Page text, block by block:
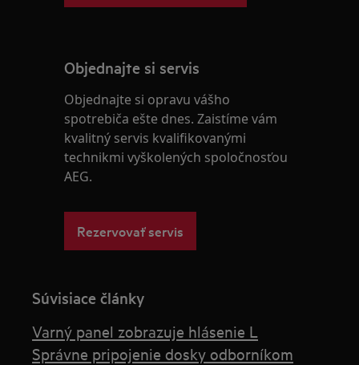
Objednajte si servis
Objednajte si opravu vášho
spotrebiča ešte dnes. Zaistíme vám
kvalitný servis kvalifikovanými
technikmi vyškolených spoločnosťou
AEG.
Rezervovať servis
Súvisiace články
Varný panel zobrazuje hlásenie L
Správne pripojenie dosky odborníkom